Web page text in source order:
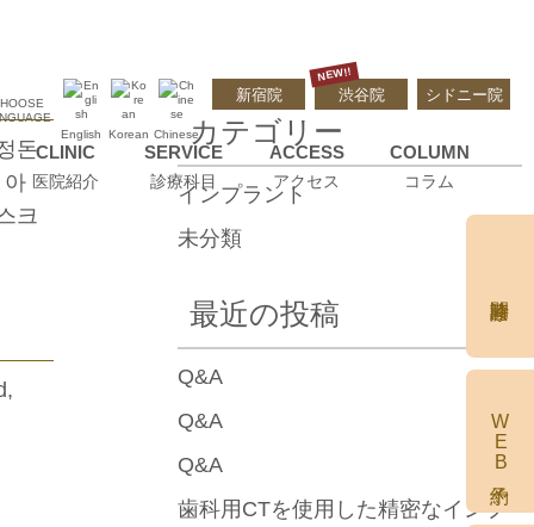
English
Korean Chinese
新宿院 渋谷院 シドニー院
CLINIC
医院紹介
施設/設備
SERVICE
診療科目
CERAMIC
MINISH
ミニッシュ症例
IMPLANT
インプラント
ACCESS
アクセス
COLUMN
コラム
WEB予約
돈
아
크
カテゴリー
インプラント
未分類
最近の投稿
Q&A
Q&A
Q&A
歯科用CTを使用した精密なインプ